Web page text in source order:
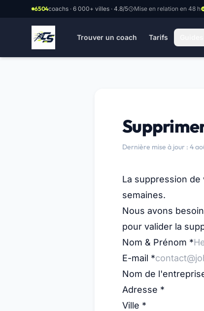
Aller au contenu principal
6504coachs · 6 000+ villes · 4.8/5 Mise en relation en 48 h
Trouver un coach Tarifs
Dernière mise à jour : 4
La suppression
semaines.
Nous avons
pour valider la
Nom & Prénom *
E-mail *
Nom de
Adresse *
Ville *